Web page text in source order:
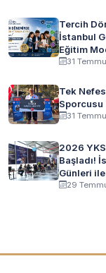
Tercih
İstanbul
Eğitim
31
Tek
Sporcusu
31
2026
Başladı!
Günleri ile
29